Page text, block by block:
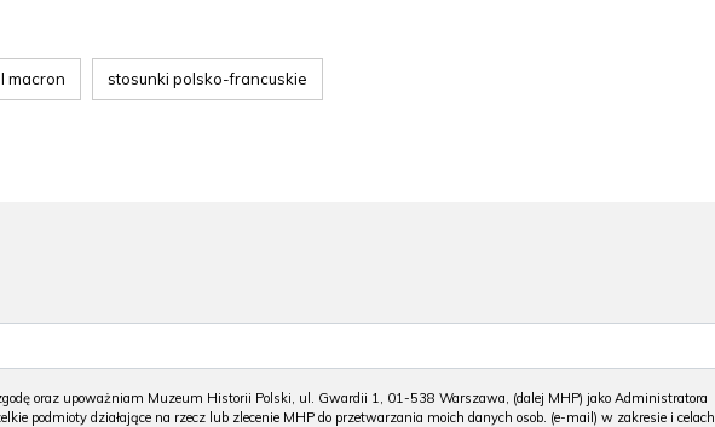
macron stosunki polsko-francuskie
oraz upoważniam Muzeum Historii Polski, ul. Gwardii 1, 01-538 Warszawa, (dalej MHP) jako Administratora
podmioty działające na rzecz lub zlecenie MHP do przetwarzania moich danych osob. (e-mail) w zakresie i celach